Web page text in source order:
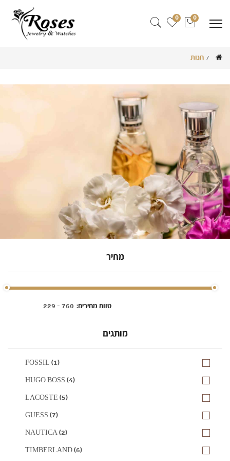
0 0
חנות
מחיר
:טווח מחירים
מותגים
FOSSIL (1)
HUGO BOSS (4)
LACOSTE (5)
GUESS (7)
NAUTICA (2)
TIMBERLAND (6)